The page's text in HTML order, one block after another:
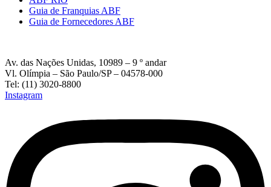
Guia de Franquias ABF
Guia de Fornecedores ABF
Av. das Nações Unidas, 10989 – 9 º andar
Vl. Olímpia – São Paulo/SP – 04578-000
Tel: (11) 3020-8800
Instagram